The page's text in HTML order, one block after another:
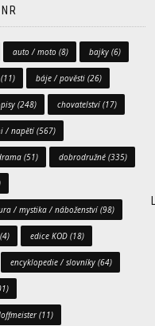
auto / moto (8) bajky (6)
(11) báje / pověsti (26)
(248) chovatelství(17)
/ napětí(567)
(51) dobrodružné (335)
/ mystika / náboženství(98)
(4) edice KOD (18)
encyklopedie / slovníky (64)
(11)